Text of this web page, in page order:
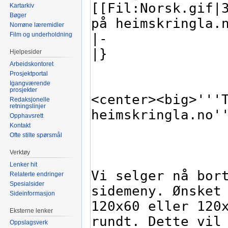
Kartarkiv
Bøger
Norrøne læremidler
Film og underholdning
Hjelpesider
Arbeidskontoret
Prosjektportal
Igangværende
prosjekter
Redaksjonelle
retningslinjer
Opphavsrett
Kontakt
Ofte stilte spørsmål
Verktøy
Lenker hit
Relaterte endringer
Spesialsider
Sideinformasjon
Eksterne lenker
Oppslagsverk